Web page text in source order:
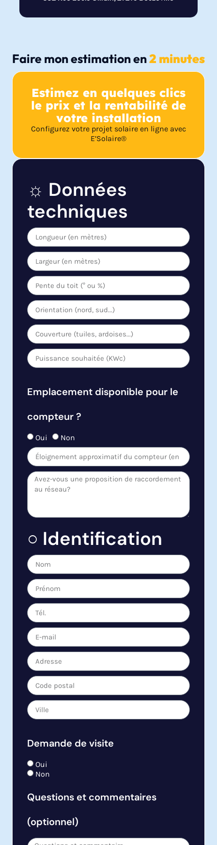
Faire mon estimation en2 minutes
☼ Données
techniques
Emplacement disponible pour le
compteur ?
Oui Non
○ Identification
Demande de visite
Oui
Non
Questions et commentaires
(optionnel)
Estimez en quelques clics
le prix et la rentabilité de
votre installation
Configurez votre projet solaire en ligne avec
E’Solaire®